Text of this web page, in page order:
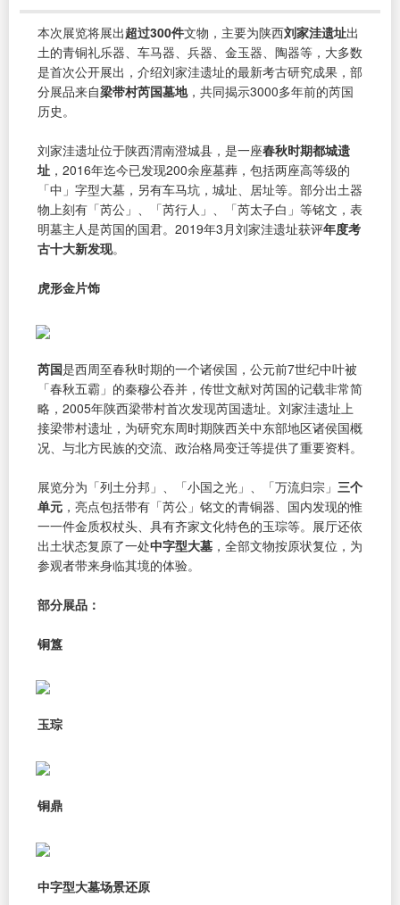
本次展览将展出超过300件文物，主要为陕西刘家洼遗址出
土的青铜礼乐器、车马器、兵器、金玉器、陶器等，大多数
是首次公开展出，介绍刘家洼遗址的最新考古研究成果，部
分展品来自梁带村芮国墓地，共同揭示3000多年前的芮国
历史。
刘家洼遗址位于陕西渭南澄城县，是一座春秋时期都城遗
址 ，2016年迄今已发现200余座墓葬，包括两座高等级的
「中」字型大墓，另有车马坑，城址、居址等。部分出土器
物上刻有「芮公」、「芮行人」、「芮太子白」等铭文，表
明墓主人是芮国的国君。2019年3月刘家洼遗址获评年度考
古十大新发现。
虎形金片饰
芮国是西周至春秋时期的一个诸侯国，公元前7世纪中叶被
「春秋五霸」的秦穆公吞并，传世文献对芮国的记载非常简
略，2005年陕西梁带村首次发现芮国遗址。刘家洼遗址上
接梁带村遗址，为研究东周时期陕西关中东部地区诸侯国概
况、与北方民族的交流、政治格局变迁等提供了重要资料。
展览分为「列土分邦」、「小国之光」、「万流归宗」 三个
单元 ，亮点包括带有「芮公」铭文的青铜器、国内发现的惟
一一件金质权杖头、具有齐家文化特色的玉琮等。展厅还依
出土状态复原了一处中字型大墓 ，全部文物按原状复位，为
参观者带来身临其境的体验。
部分展品：
铜簋
玉琮
铜鼎
中字型大墓场景还原